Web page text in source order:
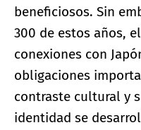
beneficiosos. Sin
300 de estos años,
conexiones con
obligaciones
contraste cultural y
identidad se